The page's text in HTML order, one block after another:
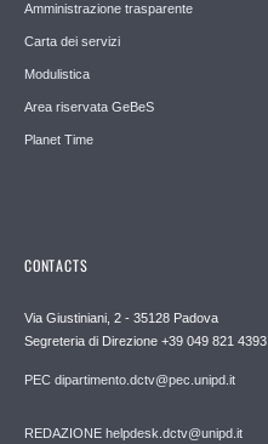
Amministrazione trasparente
Carta dei servizi
Modulistica
Area riservata GeBeS
Planet Time
CONTACTS
Via Giustiniani, 2 - 35128 Padova
Segreteria di Direzione +39 049 821 4393
PEC dipartimento.dctv@pec.unipd.it
REDAZIONE helpdesk.dctv@unipd.it